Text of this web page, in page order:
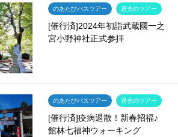
のあたびバスツアー 過去のツアー
[催行済]2024年初詣武蔵國一之
宮小野神社正式参拝
のあたびバスツアー 過去のツアー
[催行済]疫病退散！新春招福♪
館林七福神ウォーキング